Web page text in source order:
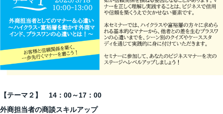
【テーマ２】 14：00～17：00
外商担当者の商談スキルアップ